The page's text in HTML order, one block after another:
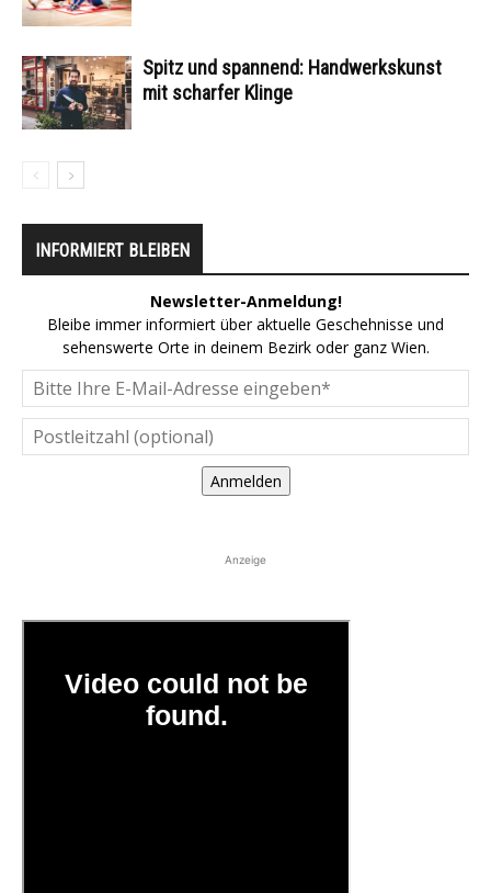
Spitz und spannend: Handwerkskunst
mit scharfer Klinge
INFORMIERT BLEIBEN
Newsletter-Anmeldung!
Bleibe immer informiert über aktuelle Geschehnisse und
sehenswerte Orte in deinem Bezirk oder ganz Wien.
Anmelden
Anzeige